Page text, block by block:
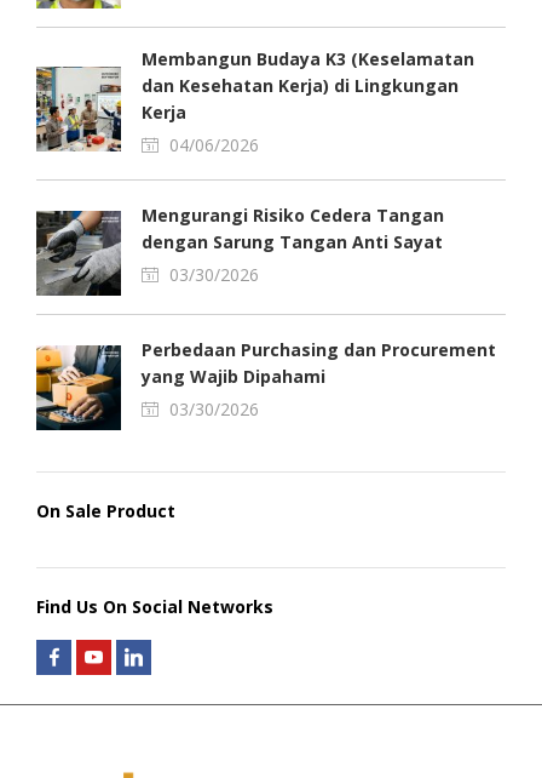
Membangun Budaya K3 (Keselamatan
dan Kesehatan Kerja) di Lingkungan
Kerja
04/06/2026
Mengurangi Risiko Cedera Tangan
dengan Sarung Tangan Anti Sayat
03/30/2026
Perbedaan Purchasing dan Procurement
yang Wajib Dipahami
03/30/2026
On Sale Product
Find Us On Social Networks